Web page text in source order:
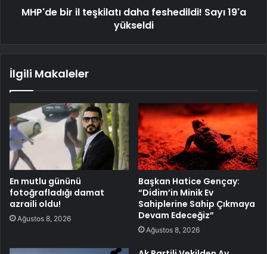
MHP'de bir il teşkilatı daha feshedildi! Sayı 19'a
yükseldi
İlgili Makaleler
En mutlu gününü
fotoğrafladığı damat
azraili oldu!
Ağustos 8, 2026
Başkan Hatice Gençay:
“Didim’in Minik Ev
Sahiplerine Sahip Çıkmaya
Devam Edeceğiz”
Ağustos 8, 2026